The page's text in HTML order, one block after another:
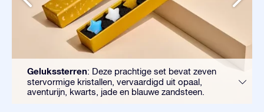
Gelukssterren: Deze prachtige set bevat zeven
stervormige kristallen, vervaardigd uit opaal,
aventurijn, kwarts, jade en blauwe zandsteen.